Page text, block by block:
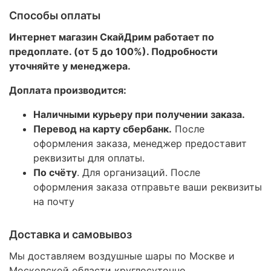
Способы оплаты
Интернет магазин СкайДрим работает по
предоплате. (от 5 до 100%). Подробности
уточняйте у менеджера.
Доплата производится:
Наличными курьеру при получении заказа.
Перевод на карту сбербанк. После
оформления заказа, менеджер предоставит
реквизиты для оплаты.
По счёту. Для организаций. После
оформления заказа отправьте ваши реквизиты
на почту
Доставка и самовывоз
Мы доставляем воздушные шары по Москве и